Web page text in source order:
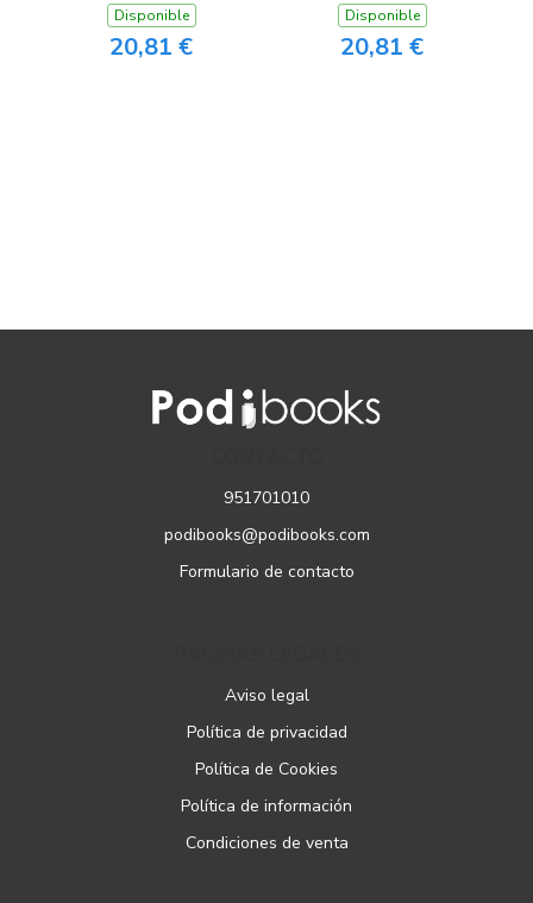
Disponible
20,81 €
Disponible
20,81 €
951701010
podibooks@podibooks.com
Formulario de contacto
Aviso legal
Política de privacidad
Política de Cookies
Política de información
Condiciones de venta